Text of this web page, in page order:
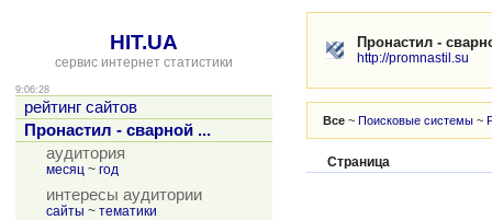
HIT.UA
сервис интернет статистики
9:06:28
рейтинг сайтов
Пронастил - сварной ...
аудитория
месяц ~ год
интересы аудитории
сайты ~ тематики
Пронастил -
http://promnastil.su
Все ~ Поисковые системы ~
Страница